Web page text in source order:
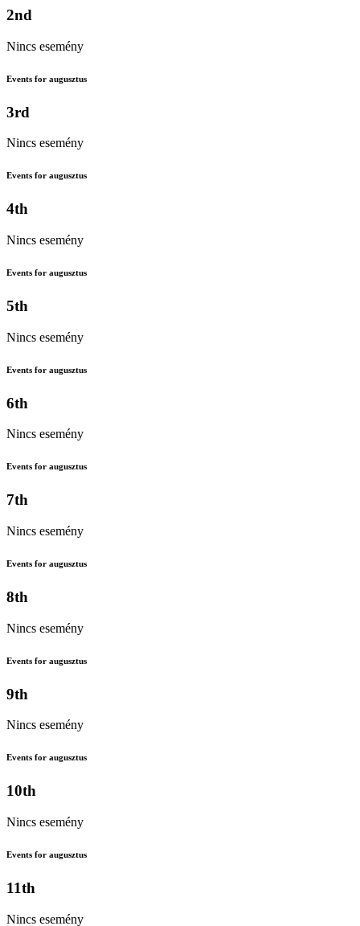
2nd
Nincs esemény
Events for augusztus
3rd
Nincs esemény
Events for augusztus
4th
Nincs esemény
Events for augusztus
5th
Nincs esemény
Events for augusztus
6th
Nincs esemény
Events for augusztus
7th
Nincs esemény
Events for augusztus
8th
Nincs esemény
Events for augusztus
9th
Nincs esemény
Events for augusztus
10th
Nincs esemény
Events for augusztus
11th
Nincs esemény